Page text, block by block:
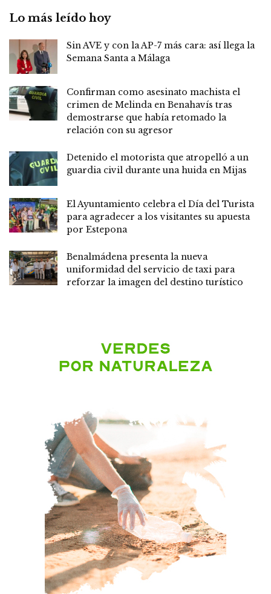
Lo más leído hoy
Sin AVE y con la AP-7 más cara: así llega la
Semana Santa a Málaga
Confirman como asesinato machista el
crimen de Melinda en Benahavís tras
demostrarse que había retomado la
relación con su agresor
Detenido el motorista que atropelló a un
guardia civil durante una huida en Mijas
El Ayuntamiento celebra el Día del Turista
para agradecer a los visitantes su apuesta
por Estepona
Benalmádena presenta la nueva
uniformidad del servicio de taxi para
reforzar la imagen del destino turístico